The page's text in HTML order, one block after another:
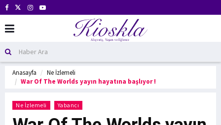
Anasayfa
Ne İzlemeli
War Of The Worlds yayın hayatına başlıyor !
Ne İzlemeli Yabancı